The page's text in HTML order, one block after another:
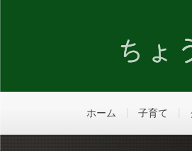
ホーム 子育て